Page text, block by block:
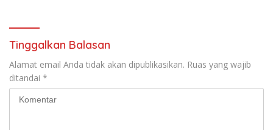
Tinggalkan Balasan
Alamat email Anda tidak akan dipublikasikan. Ruas yang wajib
ditandai *